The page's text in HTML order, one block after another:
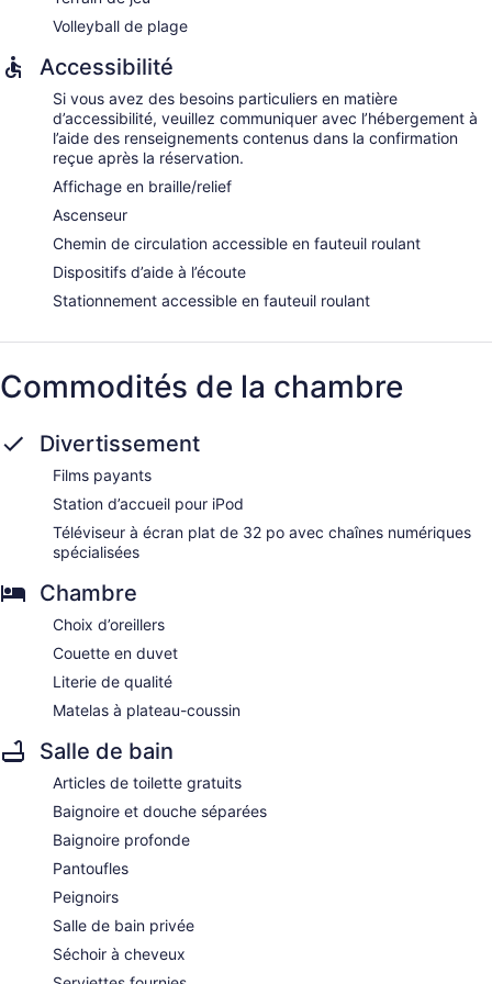
séchoir à cheveux. Le service de préparation de lit est offert
en soirée et le service d'entretien ménager est assuré tous
pour couples. Les massages peuvent être faits sur la plage
ou dans le spa. Les autres services proposés incluent des
massages en profondeur, des massages aux pierres
chaudes et des massages pour sportifs. Le spa est doté des
commodités suivantes : sauna, spa et bain de vapeur. Une
variété de soins thérapeutiques sont proposés, notamment :
aromathérapie et réflexologie. Le spa est ouvert tous les
jours.
Volleyball de plage
Accessibilité
Si vous avez des besoins particuliers en matière
d’accessibilité, veuillez communiquer avec l’hébergement à
l’aide des renseignements contenus dans la confirmation
reçue après la réservation.
Affichage en braille/relief
Ascenseur
Chemin de circulation accessible en fauteuil roulant
Dispositifs d’aide à l’écoute
Stationnement accessible en fauteuil roulant
Commodités de la chambre
Divertissement
Films payants
Station d’accueil pour iPod
Téléviseur à écran plat de 32 po avec chaînes numériques
spécialisées
Chambre
Choix d’oreillers
Couette en duvet
Literie de qualité
Matelas à plateau-coussin
Salle de bain
Articles de toilette gratuits
Baignoire et douche séparées
Baignoire profonde
Pantoufles
Peignoirs
Salle de bain privée
Séchoir à cheveux